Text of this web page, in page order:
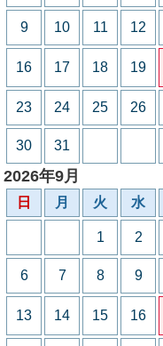
9 10 11 12
16 17 18 19
23 24 25 26
30 31
2026年9月
日 月 火 水
1 2
6 7 8 9
13 14 15 16